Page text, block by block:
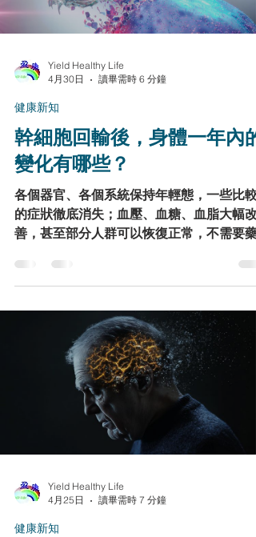
4月30日
健康新知
幹細胞回輸後，身體一年內的
變化有哪些？
各個器官、各個系統保持年輕態，一些比較
的症狀徹底消失；血壓、血糖、血脂大幅改
善，甚至部分人群可以恢復正常，不需要藥
常，不需要藥物維持；一些陳年舊疾得到顯
改善，不影響生活，生活質量顯著提高；免
力大幅度提高，有效降低各種重大疾病的發
概率，長久保持健康狀態，從而提高生命質
量，延長生命質量。
4月25日